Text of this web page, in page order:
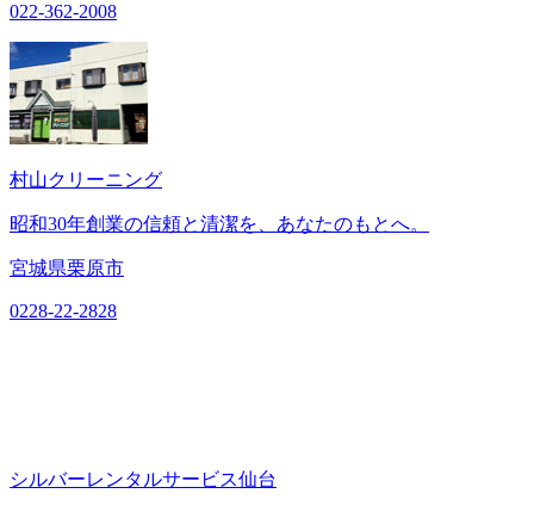
022-362-2008
村山クリーニング
昭和30年創業の信頼と清潔を、あなたのもとへ。
宮城県栗原市
0228-22-2828
シルバーレンタルサービス仙台